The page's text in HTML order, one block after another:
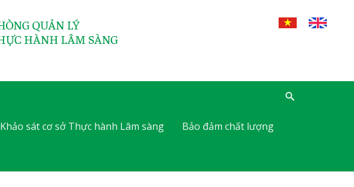
Khảo sát cơ sở Thực hành Lâm sàng Bảo đảm chất lượng